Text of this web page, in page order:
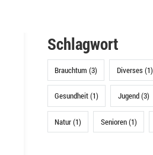
Schlagwort
Brauchtum (3) Diverses (1)
Gesundheit (1) Jugend (3)
Natur (1) Senioren (1)